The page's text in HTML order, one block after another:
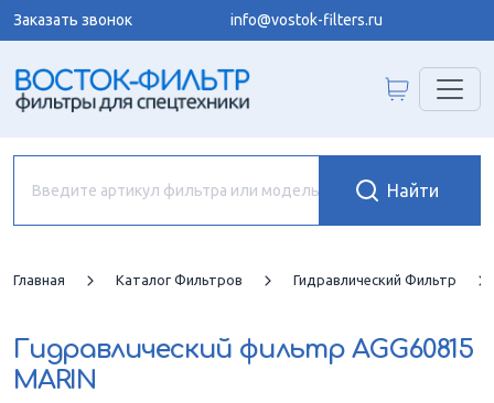
Заказать звонок info@vostok-filters.ru
Главная Каталог Фильтров Гидравлический Фильтр
Гидравлический фильтр AGG60815
MARIN